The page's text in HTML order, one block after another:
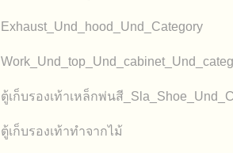
Exhaust_Und_hood_Und_Category
ตู้เก็บรองเท้าเหล็กพ่นสี
ตู้เก็บรองเท้าทำจากไม้